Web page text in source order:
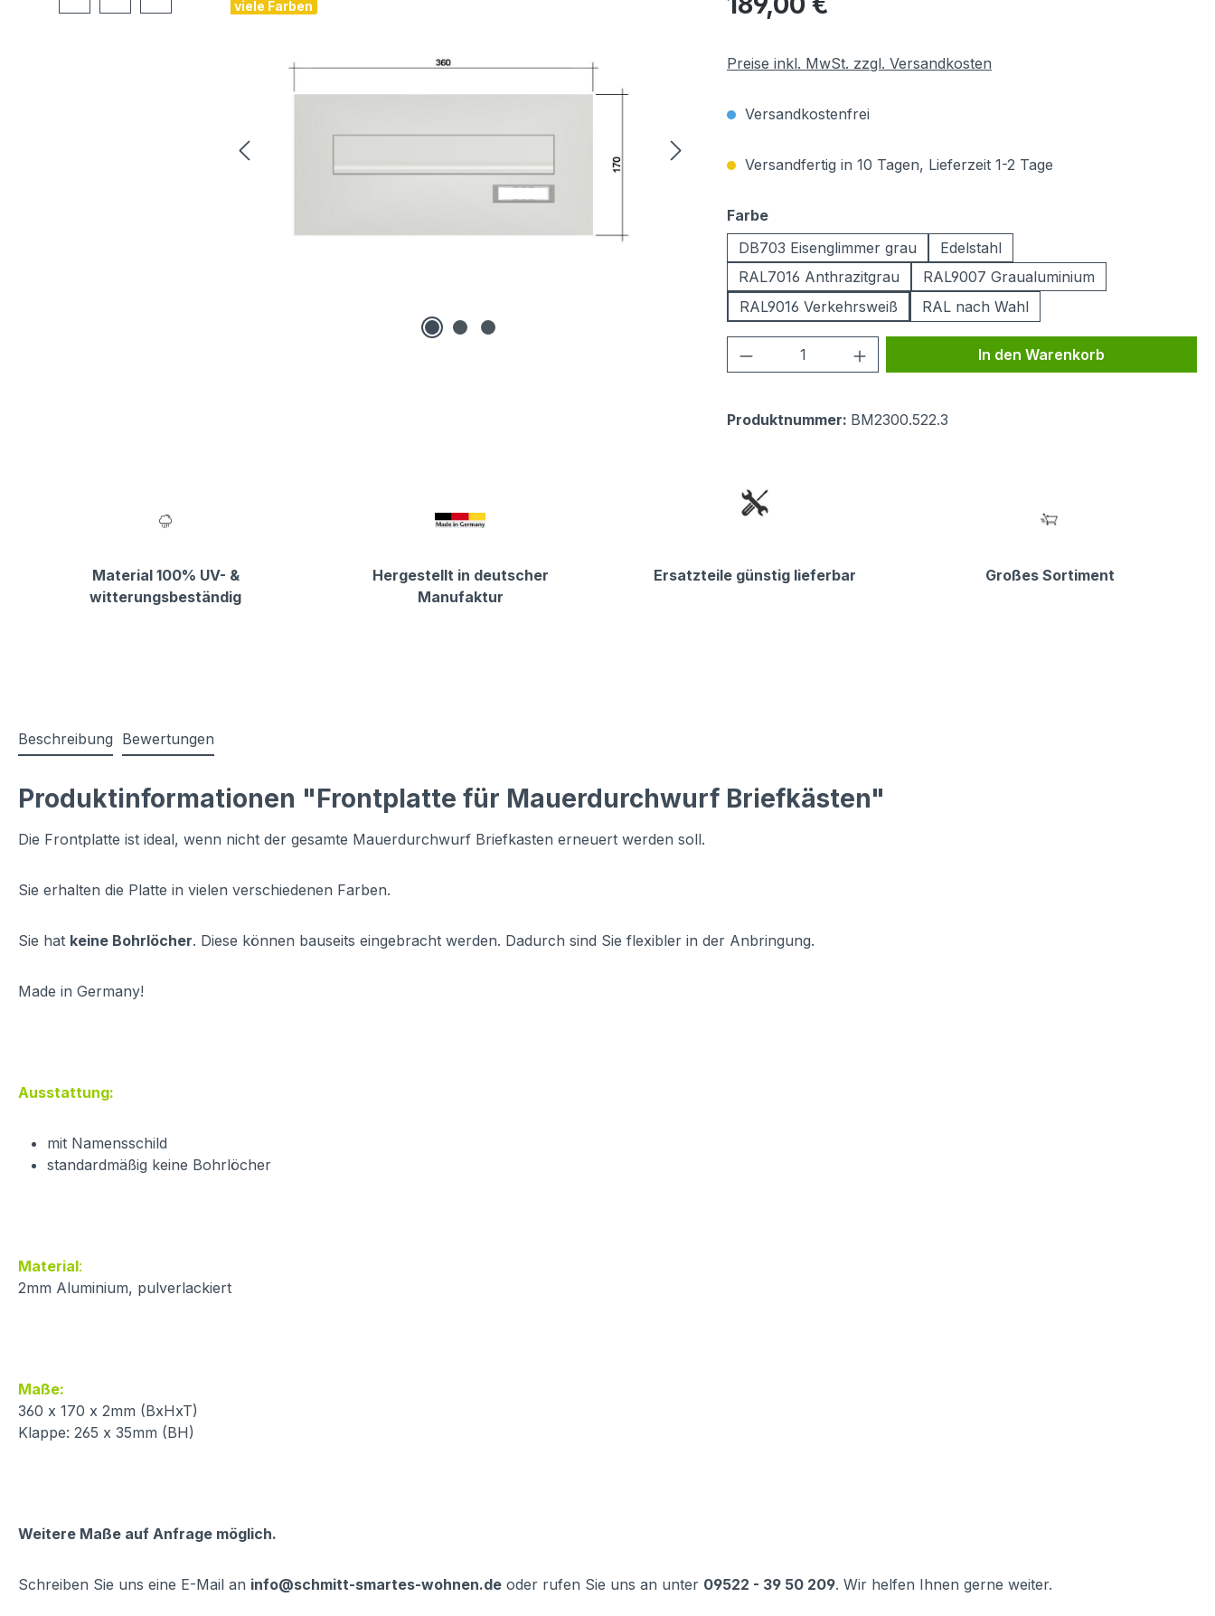
viele Farben
Preise inkl. MwSt. zzgl. Versandkosten
Versandkostenfrei
Versandfertig in 10 Tagen, Lieferzeit 1-2 Tage
Farbeauswählen
DB703 Eisenglimmer grau
Edelstahl
RAL7016 Anthrazitgrau
RAL9007 Graualuminium
RAL9016 Verkehrsweiß
RAL nach Wahl
Produkt Anzahl: Gib den gewünschten Wert
In den Warenkorb
Produktnummer: BM2300.522.3
Material 100% UV- &
witterungsbeständig
Hergestellt in deutscher
Manufaktur
Ersatzteile günstig lieferbar Großes Sortiment
Beschreibung Bewertungen
Produktinformationen "Frontplatte für Mauerdurchwurf Briefkästen"
Die Frontplatte ist ideal, wenn nicht der gesamte Mauerdurchwurf Briefkasten erneuert werden soll.
Sie erhalten die Platte in vielen verschiedenen Farben.
Sie hat keine Bohrlöcher. Diese können bauseits eingebracht werden. Dadurch sind Sie flexibler in der Anbringung.
Made in Germany!
Ausstattung:
mit Namensschild
standardmäßig keine Bohrlöcher
Material:
2mm Aluminium, pulverlackiert
Maße:
360 x 170 x 2mm (BxHxT)
Klappe: 265 x 35mm (BH)
Weitere Maße auf Anfrage möglich.
Schreiben Sie uns eine E-Mail an info@schmitt-smartes-wohnen.de oder rufen Sie uns an unter 09522 - 39 50 209. Wir helfen Ihnen gerne weiter.